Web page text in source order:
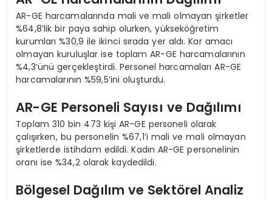
AR-GE harcamalarında mali ve mali olmayan şirketler
%64,8’lik bir paya sahip olurken, yükseköğretim
kurumları %30,9 ile ikinci sırada yer aldı. Kar amacı
olmayan kuruluşlar ise toplam AR-GE harcamalarının
%4,3’ünü gerçekleştirdi. Personel harcamaları AR-GE
harcamalarının %59,5’ini oluşturdu.
AR-GE Personeli Sayısı ve Dağılımı
Toplam 310 bin 473 kişi AR-GE personeli olarak
çalışırken, bu personelin %67,1’i mali ve mali olmayan
şirketlerde istihdam edildi. Kadın AR-GE personelinin
oranı ise %34,2 olarak kaydedildi.
Bölgesel Dağılım ve Sektörel Analiz